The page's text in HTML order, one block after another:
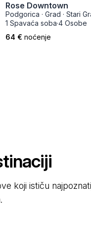
Rose Downtown
Podgorica · Grad · Stari
1 Spavaća soba·4 Osobe
64 € noćenje
koji ističu